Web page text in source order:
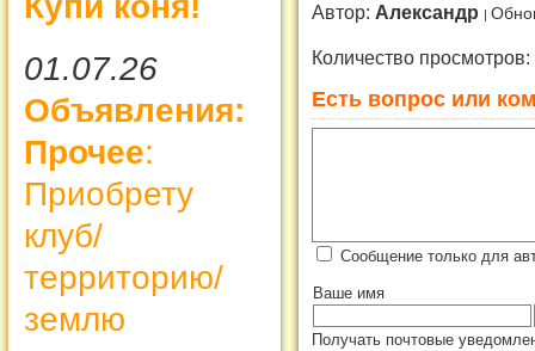
01.07.26
Объявления:
Прочее:
Приобрету
клуб/
территорию/
землю
Автор: Александр
Количество просмотров:
Есть вопрос или
Сообщение только для
Ваше имя
Получать почтовые